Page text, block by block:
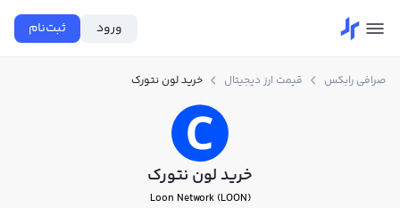
ورود ثبت‌نام
صرافی رابکس قیمت ارز دیجیتال خرید لون نتورک
خرید لون نتورک
Loon Network (LOON)